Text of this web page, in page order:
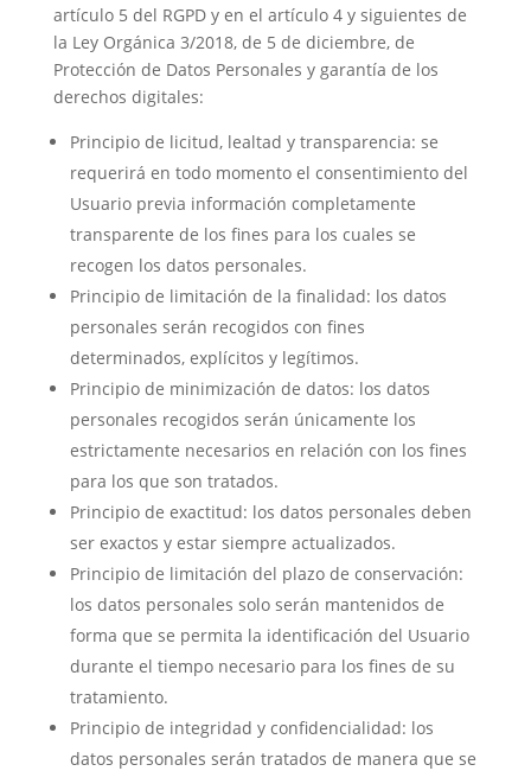
artículo 5 del RGPD y en el artículo 4 y siguientes de
la Ley Orgánica 3/2018, de 5 de diciembre, de
Protección de Datos Personales y garantía de los
derechos digitales:
Principio de licitud, lealtad y transparencia: se
requerirá en todo momento el consentimiento del
Usuario previa información completamente
transparente de los fines para los cuales se
recogen los datos personales.
Principio de limitación de la finalidad: los datos
personales serán recogidos con fines
determinados, explícitos y legítimos.
Principio de minimización de datos: los datos
personales recogidos serán únicamente los
estrictamente necesarios en relación con los fines
para los que son tratados.
Principio de exactitud: los datos personales deben
ser exactos y estar siempre actualizados.
Principio de limitación del plazo de conservación:
los datos personales solo serán mantenidos de
forma que se permita la identificación del Usuario
durante el tiempo necesario para los fines de su
tratamiento.
Principio de integridad y confidencialidad: los
datos personales serán tratados de manera que se